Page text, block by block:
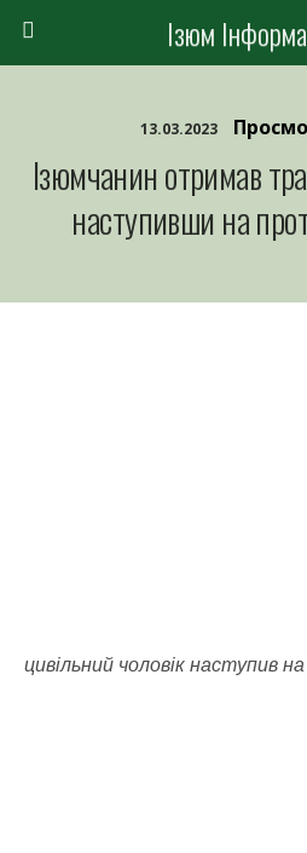
Ізюм
13.03.2023
Ізюмчанин отримав
наступивши на
цивільний чоловік наступив